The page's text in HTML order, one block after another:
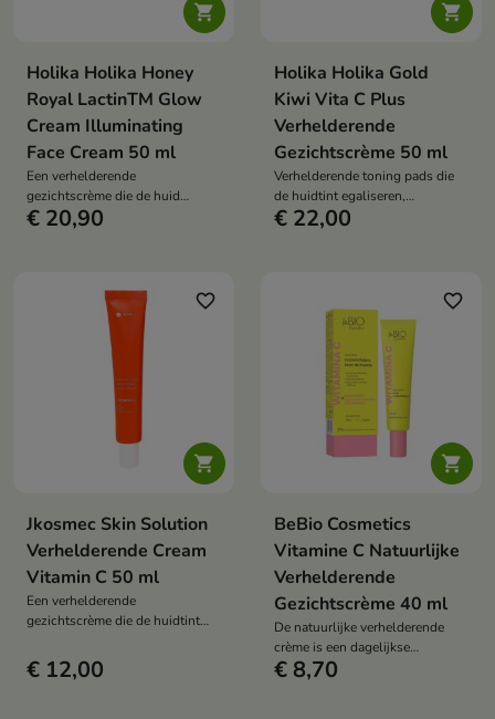

Holika Holika Honey
Royal LactinTM Glow
Cream Illuminating
Face Cream 50 ml
Een verhelderende
gezichtscrème die de huid
intensief hydrateert, voedt en
€ 20,90

Holika Holika Gold
Kiwi Vita C Plus
Verhelderende
Gezichtscrème 50 ml
Verhelderende toning pads die
de huidtint egaliseren,
verkleuringen verminderen en de
€ 22,00

favorite_border
Jkosmec Skin Solution
Verhelderende Cream
Vitamin C 50 ml
Een verhelderende
gezichtscrème die de huidtint
vermoeidheid vermindert en de
teint een gezonde, stralende
€ 12,00

favorite_border
BeBio Cosmetics
Vitamine C Natuurlijke
Verhelderende
Gezichtscrème 40 ml
De natuurlijke verhelderende
crème is een dagelijkse
verzorging die de huidtint
€ 8,70